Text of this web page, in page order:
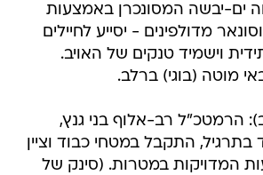
ים-יבשה המסונכרן באמצעות
מדולפינים - יסייע לחיילים
וישמיד טנקים של האויב.
מוטה (בוגי) ברלב.
הרמטכ"ל רב-אלוף בני גנץ,
בתרגיל, התקבל במטחי כבוד וציין
המדויקות במטרות. (סינק של